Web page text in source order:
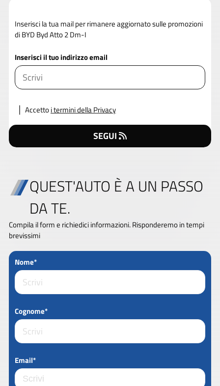
Inserisci la tua mail per rimanere aggiornato sulle promozioni
di BYD Byd Atto 2 Dm-I
Inserisci il tuo indirizzo email
Accettoi termini della Privacy
SEGUI
QUEST'AUTO È A UN PASSO
DA TE.
Compila il form e richiedici informazioni. Risponderemo in tempi
brevissimi
Nome*
Cognome*
Email*